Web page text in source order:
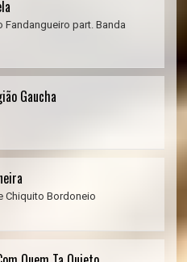
Fandangueiro part. Banda
Gaucha
‪Chiquito Bordoneio